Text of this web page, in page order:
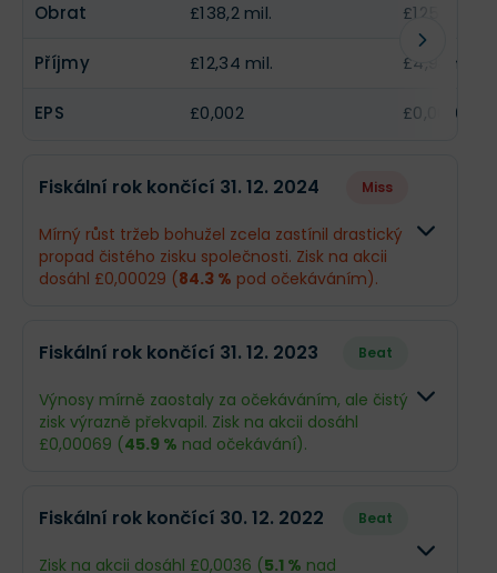
Obrat £138,2 mil. £125,4 mil.
Příjmy £12,34 mil. £4,98 mil.
EPS £0,002 £0,00079
Fiskální rok končící 31. 12. 2024 Miss
Mírný růst tržeb bohužel zcela zastínil drastický
propad čistého zisku společnosti. Zisk na akcii
dosáhl £0,00029 (84.3 % pod očekáváním).
Příjmy £11,09 mil.
Fiskální rok končící 31. 12. 2023 Beat
Výnosy mírně zaostaly za očekáváním, ale čistý
zisk výrazně překvapil. Zisk na akcii dosáhl
£0,00069 (45.9 % nad očekávání).
£110,7 mil.
Fiskální rok končící 30. 12. 2022 Beat
Zisk na akcii dosáhl £0,0036 (5.1 % nad